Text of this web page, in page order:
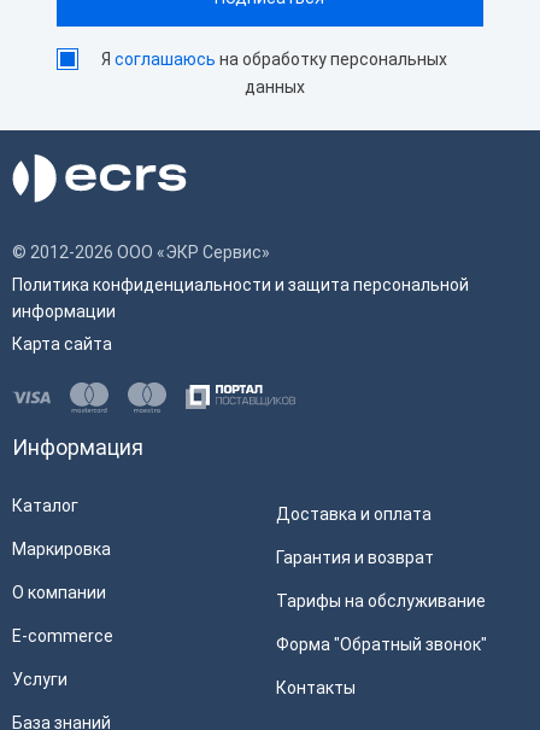
Ясоглашаюсь на обработку персональных
данных
© 2012-2026 ООО «ЭКР Сервис»
Политика конфиденциальности и защита персональной
информации
Карта сайта
Информация
Каталог
Маркировка
О компании
E-commerce
Услуги
База знаний
Доставка и оплата
Гарантия и возврат
Тарифы на обслуживание
Форма "Обратный звонок"
Контакты